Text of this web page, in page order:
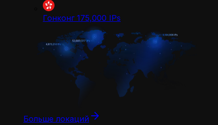
Гонконг 175,000 IPs
Больше локаций